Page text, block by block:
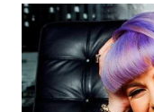
LAWAS
WN
SUMEDANG